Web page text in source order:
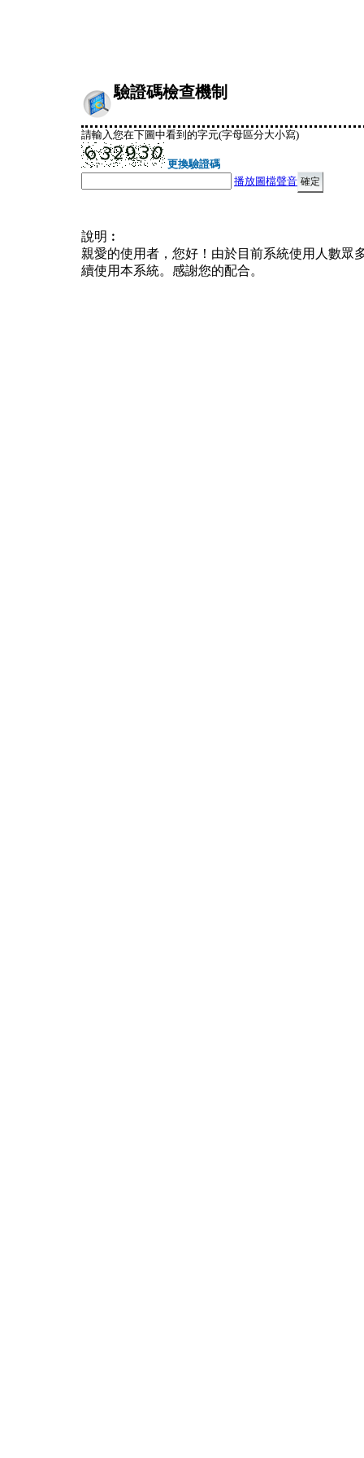
驗證碼檢查機制
請輸入您在下圖中看到的字元(字母區分大小寫)
更換驗證碼
播放圖檔聲音
說明︰
親愛的使用者，您好！由於目前系統使用人數眾
續使用本系統。感謝您的配合。